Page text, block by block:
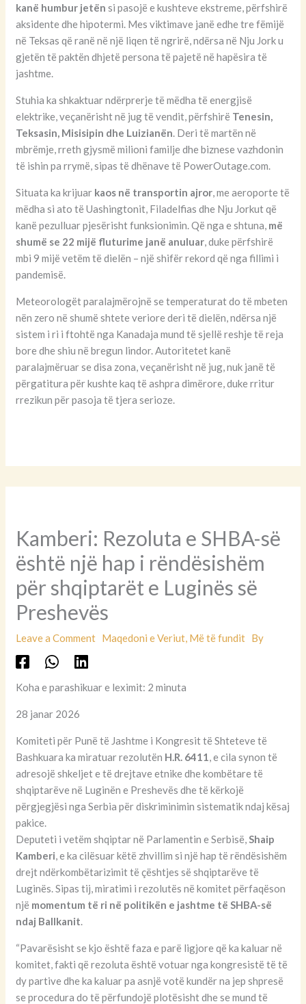
kanë humbur jetën si pasojë e kushteve ekstreme, përfshirë
aksidente dhe hipotermi. Mes viktimave janë edhe tre fëmijë
në Teksas që ranë në një liqen të ngrirë, ndërsa në Nju Jork u
gjetën të paktën dhjetë persona të pajetë në hapësira të
jashtme.
Stuhia ka shkaktuar ndërprerje të mëdha të energjisë
elektrike, veçanërisht në jug të vendit, përfshirë Tenesin,
Teksasin, Misisipin dhe Luizianën. Deri të martën në
mbrëmje, rreth gjysmë milioni familje dhe biznese vazhdonin
të ishin pa rrymë, sipas të dhënave të PowerOutage.com.
Situata ka krijuar kaos në transportin ajror, me aeroporte të
mëdha si ato të Uashingtonit, Filadelfias dhe Nju Jorkut që
kanë pezulluar pjesërisht funksionimin. Që nga e shtuna, më
shumë se 22 mijë fluturime janë anuluar, duke përfshirë
mbi 9 mijë vetëm të dielën – një shifër rekord që nga fillimi i
pandemisë.
Meteorologët paralajmërojnë se temperaturat do të mbeten
nën zero në shumë shtete veriore deri të dielën, ndërsa një
sistem i ri i ftohtë nga Kanadaja mund të sjellë reshje të reja
bore dhe shiu në bregun lindor. Autoritetet kanë
paralajmëruar se disa zona, veçanërisht në jug, nuk janë të
përgatitura për kushte kaq të ashpra dimërore, duke rritur
rrezikun për pasoja të tjera serioze.
Kamberi: Rezoluta e SHBA-së
është një hap i rëndësishëm
për shqiptarët e Luginës së
Preshevës
Leave a Comment Maqedoni e Veriut, Më të fundit By
Koha e parashikuar e leximit: 2 minuta
28 janar 2026
Komiteti për Punë të Jashtme i Kongresit të Shteteve të
Bashkuara ka miratuar rezolutën H.R. 6411, e cila synon të
adresojë shkeljet e të drejtave etnike dhe kombëtare të
shqiptarëve në Luginën e Preshevës dhe të kërkojë
përgjegjësi nga Serbia për diskriminimin sistematik ndaj kësaj
pakice.
Deputeti i vetëm shqiptar në Parlamentin e Serbisë,Shaip
Kamberi, e ka cilësuar këtë zhvillim si një hap të rëndësishëm
drejt ndërkombëtarizimit të çështjes së shqiptarëve të
Luginës. Sipas tij, miratimi i rezolutës në komitet përfaqëson
një momentum të ri në politikën e jashtme të SHBA-së
ndaj Ballkanit.
“Pavarësisht se kjo është faza e parë ligjore që ka kaluar në
komitet, fakti që rezoluta është votuar nga kongresistë të të
dy partive dhe ka kaluar pa asnjë votë kundër na jep shpresë
se procedura do të përfundojë plotësisht dhe se mund të